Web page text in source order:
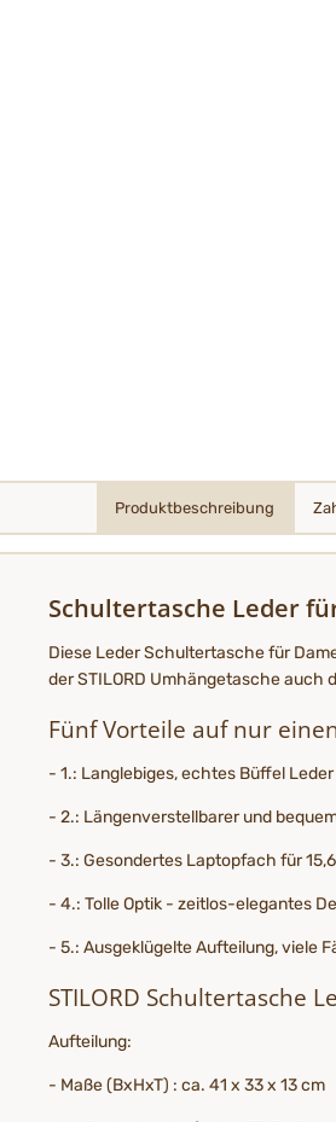
Produktbeschreibung
Schultertasche Leder
Diese Leder Schultertasche für
der STILORD Umhängetasche auch
Fünf Vorteile auf nur
- 1.: Langlebiges, echtes Büffel Leder
- 2.: Längenverstellbarer und
- 3.: Gesondertes Laptopfach für
- 4.: Tolle Optik - zeitlos-elegantes
- 5.: Ausgeklügelte Aufteilung, viele
STILORD Schultertasche
Aufteilung:
- Maße (BxHxT) : ca. 41 x 33 x 13 cm